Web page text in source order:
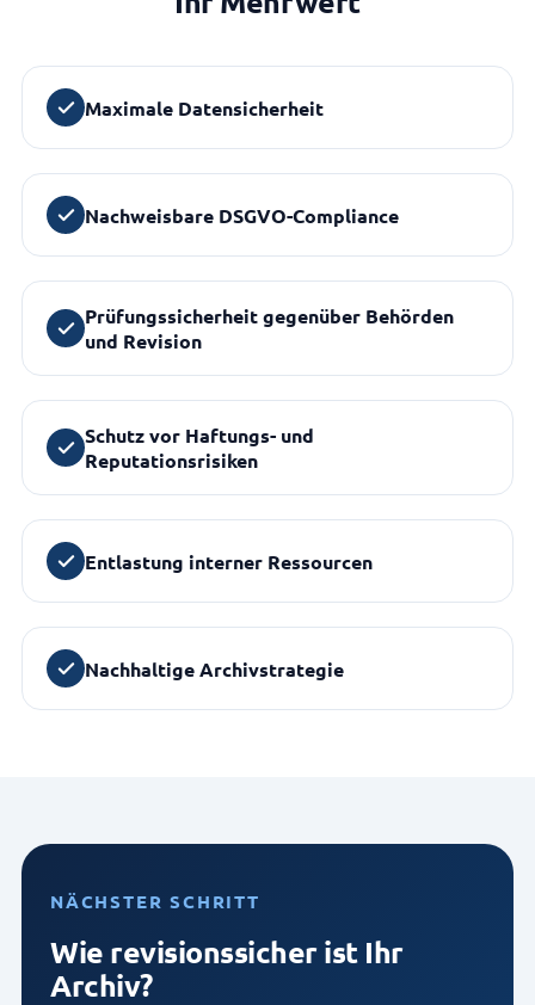
Maximale Datensicherheit
Nachweisbare DSGVO-Compliance
Prüfungssicherheit gegenüber Behörden
und Revision
Schutz vor Haftungs- und
Reputationsrisiken
Entlastung interner Ressourcen
Nachhaltige Archivstrategie
NÄCHSTER SCHRITT
Wie revisionssicher ist Ihr
Archiv?